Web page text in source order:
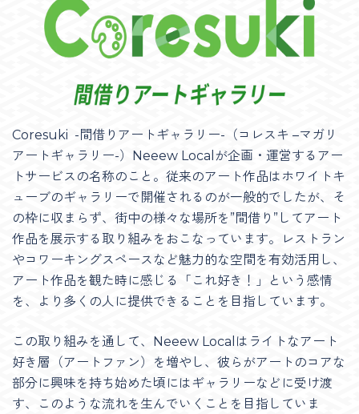
Coresuki -間借りアートギャラリー-（コレスキ –マガリ
アートギャラリー-）Neeew Localが企画・運営するアー
トサービスの名称のこと。従来のアート作品はホワイトキ
ューブのギャラリーで開催されるのが一般的でしたが、そ
の枠に収まらず、街中の様々な場所を”間借り”してアート
作品を展示する取り組みをおこなっています。レストラン
やコワーキングスペースなど魅力的な空間を有効活用し、
アート作品を観た時に感じる「これ好き！」という感情
を、より多くの人に提供できることを目指しています。
この取り組みを通して、Neeew Localはライトなアート
好き層（アートファン）を増やし、彼らがアートのコアな
部分に興味を持ち始めた頃にはギャラリーなどに受け渡
す、このような流れを生んでいくことを目指していま